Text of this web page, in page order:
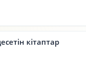
кітаптар